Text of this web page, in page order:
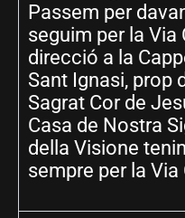
Passem per
seguim per la Via
direcció a la
Sant Ignasi, prop
Sagrat Cor de
Casa de Nostra
della Visione
sempre per la Via